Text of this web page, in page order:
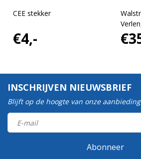
CEE stekker
€4,-
INSCHRIJVEN NIEUWSBRIEF
Blijft op de hoogte van onze
Abonneer